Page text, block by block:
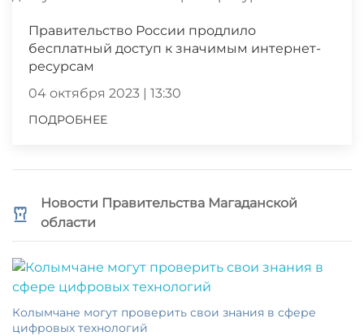
Правительство России продлило
бесплатный доступ к значимым интернет-
ресурсам
04 октября 2023 | 13:30
ПОДРОБНЕЕ
Новости Правительства Магаданской
области
Колымчане могут проверить свои знания в сфере
цифровых технологий